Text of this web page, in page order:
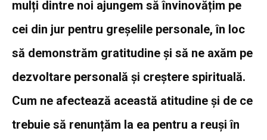
mulți dintre noi ajungem să învinovățim pe
cei din jur pentru greșelile personale, în loc
să demonstrăm gratitudine și să ne axăm pe
dezvoltare personală și creștere spirituală.
Cum ne afectează această atitudine și de ce
trebuie să renunțăm la ea pentru a reuși în